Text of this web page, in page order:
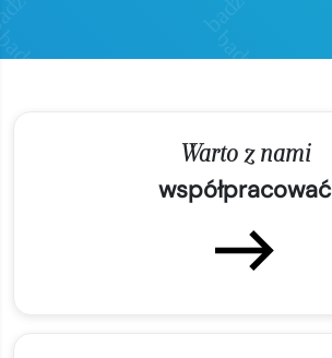
Warto z nami
współpracować